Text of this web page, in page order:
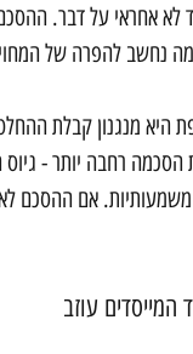
לא אחראי על דבר.
נחשב להפרה של
היא מנגנון קבלת
הסכמה רחבה יותר -
משמעותיות. אם ההסכם
עוזב